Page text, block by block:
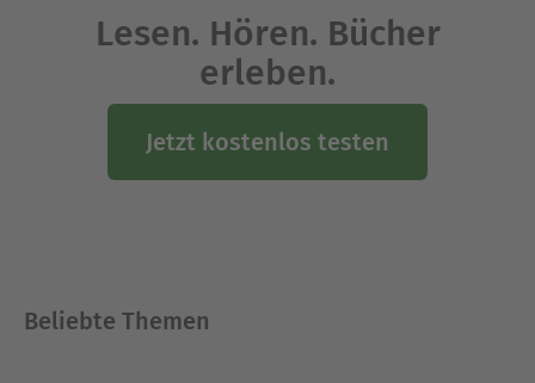
Lesen. Hören. Bücher
erleben.
Jetzt kostenlos testen
Beliebte Themen